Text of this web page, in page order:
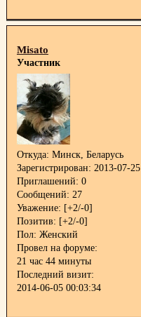
Misato
Участник
Откуда: Минск, Беларусь
Зарегистрирован: 2013-07-25
Приглашений: 0
Сообщений: 27
Уважение: [+2/-0]
Позитив: [+2/-0]
Пол: Женский
Провел на форуме:
21 час 44 минуты
Последний визит:
2014-06-05 00:03:34